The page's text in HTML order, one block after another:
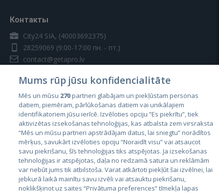
Контакты
City24 SIA, (40003692375)
28259069 (9:00-17:00 пн. - пт.)
contact@getapro.lv
Страны
Эстония
Латвия
Литва
Mums rūp jūsu konfidencialitāte
Mēs un mūsu 270partneri glabājam un piekļūstam personas
datiem, piemēram, pārlūkošanas datiem vai unikālajiem
identifikatoriem jūsu ierīcē. Izvēloties opciju “Es piekrītu”, tiek
aktivizētas izsekošanas tehnoloģijas, kas atbalsta zem virsraksta
“Mēs un mūsu partneri apstrādājam datus, lai sniegtu” norādītos
mērķus, savukārt izvēloties opciju “Noraidīt visu” vai atsaucot
savu piekrišanu, šīs tehnoloģijas tiks atspējotas. Ja izsekošanas
tehnoloģijas ir atspējotas, daļa no redzamā satura un reklāmām
var nebūt jums tik atbilstoša. Varat atkārtoti piekļūt šai izvēlnei, lai
jebkurā laikā mainītu savu izvēli vai atsauktu piekrišanu,
noklikšķinot uz saites “Privātuma preferences” tīmekļa lapas